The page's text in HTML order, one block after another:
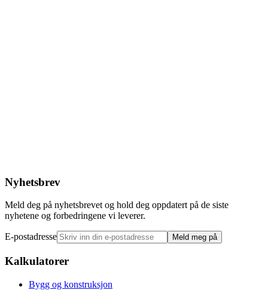
Nyhetsbrev
Meld deg på nyhetsbrevet og hold deg oppdatert på de siste
nyhetene og forbedringene vi leverer.
E-postadresse Meld meg på
Kalkulatorer
Bygg og konstruksjon